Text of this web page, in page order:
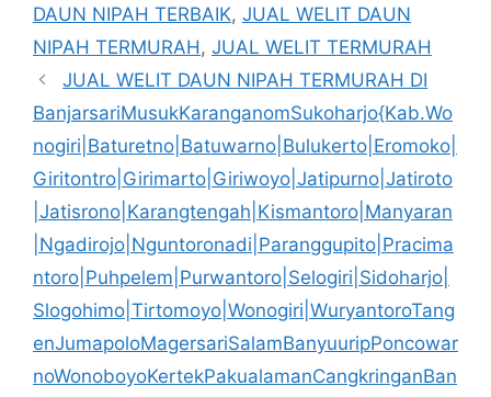
DAUN NIPAH TERBAIK, JUAL WELIT DAUN
NIPAH TERMURAH, JUAL WELIT TERMURAH
JUAL WELIT DAUN NIPAH TERMURAH DI
BanjarsariMusukKaranganomSukoharjo{Kab.Wo
nogiri|Baturetno|Batuwarno|Bulukerto|Eromoko|
Giritontro|Girimarto|Giriwoyo|Jatipurno|Jatiroto
|Jatisrono|Karangtengah|Kismantoro|Manyaran
|Ngadirojo|Nguntoronadi|Paranggupito|Pracima
ntoro|Puhpelem|Purwantoro|Selogiri|Sidoharjo|
Slogohimo|Tirtomoyo|Wonogiri|WuryantoroTang
enJumapoloMagersariSalamBanyuuripPoncowar
noWonoboyoKertekPakualamanCangkringanBan